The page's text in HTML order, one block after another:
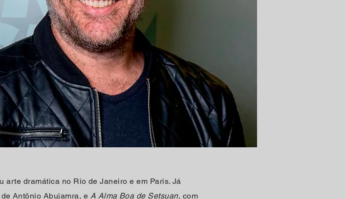
arte dramática no Rio de Janeiro e em Paris. Já
Antônio Abujamra, e A Alma Boa de Setsuan, com